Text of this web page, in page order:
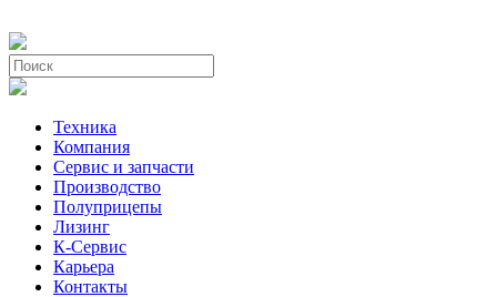
Техника
Компания
Сервис и запчасти
Производство
Полуприцепы
Лизинг
К-Сервис
Карьера
Контакты